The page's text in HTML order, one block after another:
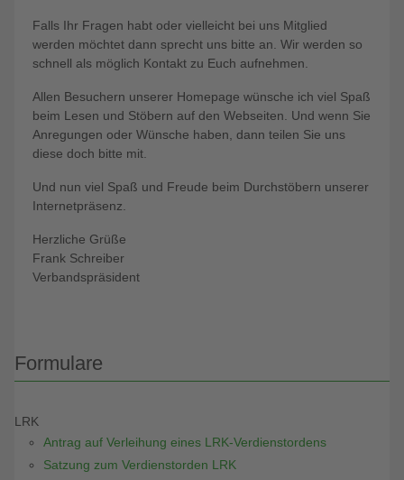
Falls Ihr Fragen habt oder vielleicht bei uns Mitglied
werden möchtet dann sprecht uns bitte an. Wir werden so
schnell als möglich Kontakt zu Euch aufnehmen.
Allen Besuchern unserer Homepage wünsche ich viel Spaß
beim Lesen und Stöbern auf den Webseiten. Und wenn Sie
Anregungen oder Wünsche haben, dann teilen Sie uns
diese doch bitte mit.
Und nun viel Spaß und Freude beim Durchstöbern unserer
Internetpräsenz.
Herzliche Grüße
Frank Schreiber
Verbandspräsident
Formulare
LRK
Antrag auf Verleihung eines LRK-Verdienstordens
Satzung zum Verdienstorden LRK